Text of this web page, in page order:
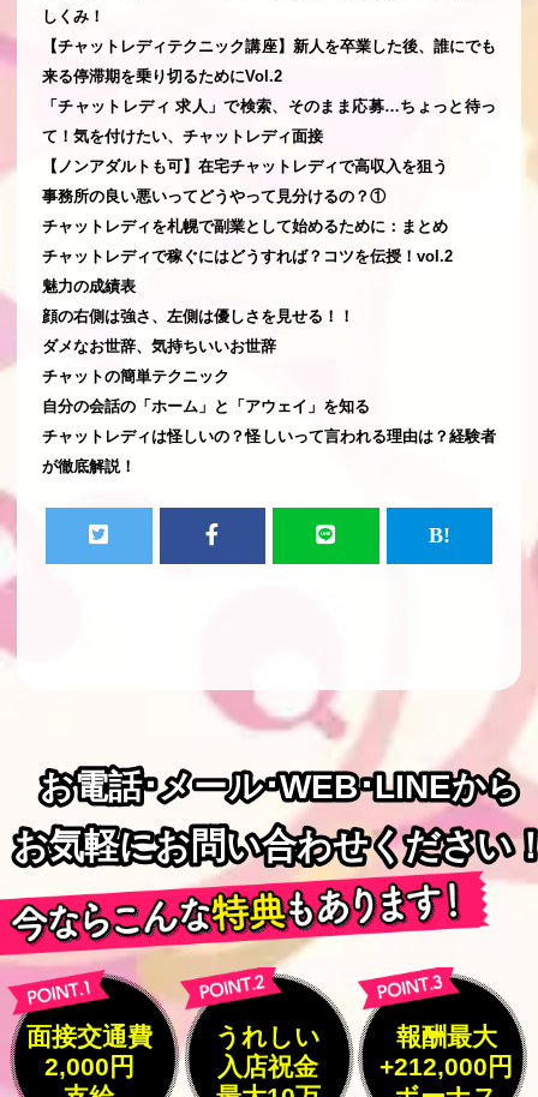
しくみ！
【チャットレディテクニック講座】新人を卒業した後、誰にでも
来る停滞期を乗り切るためにVol.2
「チャットレディ 求人」で検索、そのまま応募…ちょっと待っ
て！気を付けたい、チャットレディ面接
【ノンアダルトも可】在宅チャットレディで高収入を狙う
事務所の良い悪いってどうやって見分けるの？①
チャットレディを札幌で副業として始めるために：まとめ
チャットレディで稼ぐにはどうすれば？コツを伝授！vol.2
魅力の成績表
顔の右側は強さ、左側は優しさを見せる！！
ダメなお世辞、気持ちいいお世辞
チャットの簡単テクニック
自分の会話の「ホーム」と「アウェイ」を知る
チャットレディは怪しいの？怪しいって言われる理由は？経験者
が徹底解説！
お電話･メール･WEB･LINEから
お電話･メール･WEB･LINEから
お気軽にお問い合わせください
お気軽にお問い合わせください
面接交通費
2,000円
うれしい
入店祝金
報酬最大
+212,000円